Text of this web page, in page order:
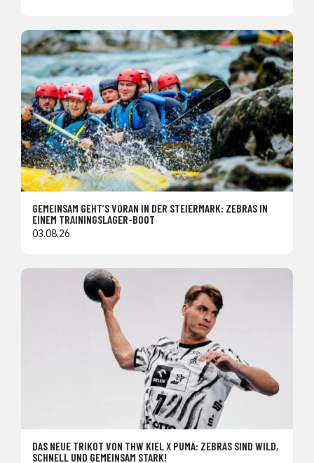
GEMEINSAM GEHT’S VORAN IN DER STEIERMARK: ZEBRAS IN
EINEM TRAININGSLAGER-BOOT
03.08.26
DAS NEUE TRIKOT VON THW KIEL X PUMA: ZEBRAS SIND WILD,
SCHNELL UND GEMEINSAM STARK!